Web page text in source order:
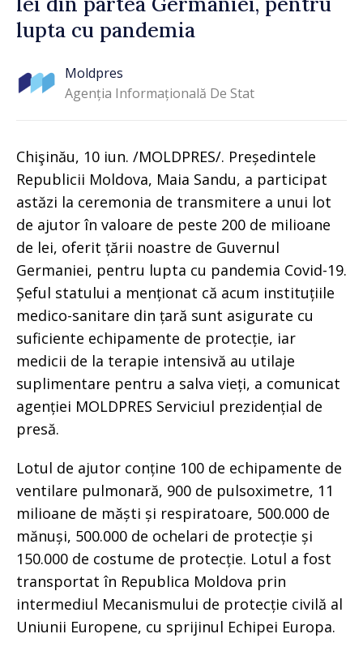
lupta cu pandemia
Moldpres
Agenția Informațională De Stat
Chişinău, 10 iun. /MOLDPRES/. Președintele
Republicii Moldova, Maia Sandu, a participat
astăzi la ceremonia de transmitere a unui lot
de ajutor în valoare de peste 200 de milioane
de lei, oferit țării noastre de Guvernul
Germaniei, pentru lupta cu pandemia Covid-19.
Șeful statului a menționat că acum instituțiile
medico-sanitare din țară sunt asigurate cu
suficiente echipamente de protecție, iar
medicii de la terapie intensivă au utilaje
suplimentare pentru a salva vieți, a comunicat
agenției MOLDPRES Serviciul prezidențial de
presă.
Lotul de ajutor conține 100 de echipamente de
ventilare pulmonară, 900 de pulsoximetre, 11
milioane de măști și respiratoare, 500.000 de
mănuși, 500.000 de ochelari de protecție și
150.000 de costume de protecție. Lotul a fost
transportat în Republica Moldova prin
intermediul Mecanismului de protecție civilă al
Uniunii Europene, cu sprijinul Echipei Europa.